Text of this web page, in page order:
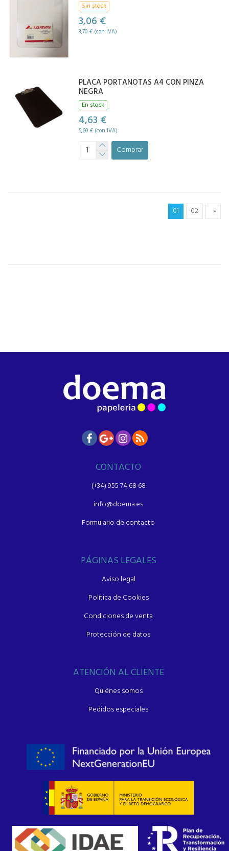
Sin stock
3,06 €
3,70 € (con IVA)
PLACA PORTANOTAS A4 CON PINZA
NEGRA
En stock
4,63 €
5,60 € (con IVA)
Comprar
01 02 »
CONTACTO
(+34) 955 74 68 68
info@doema.es
Formulario de contacto
PÁGINAS LEGALES
Aviso legal
Política de Cookies
Condiciones de venta
Protección de datos
ATENCIÓN AL CLIENTE
Quiénes somos
Pedidos especiales